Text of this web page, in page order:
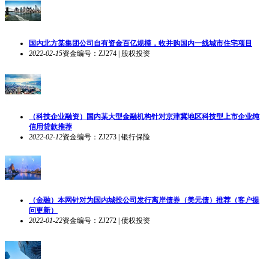
国内北方某集团公司自有资金百亿规模，收并购国内一线城市住宅项目
2022-02-15资金编号：ZJ274 | 股权投资
（科技企业融资）国内某大型金融机构针对京津冀地区科技型上市企业纯
信用贷款推荐
2022-02-12资金编号：ZJ273 | 银行保险
（金融）本网针对为国内城投公司发行离岸债券（美元债）推荐（客户提
问更新）
2022-01-22资金编号：ZJ272 | 债权投资